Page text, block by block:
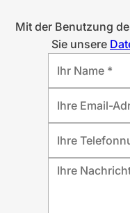
Mit der Benutzung
Sie unsere